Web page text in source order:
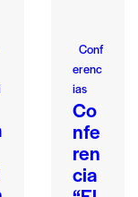
Conf
erenc
ias
Co
nfe
ren
cia